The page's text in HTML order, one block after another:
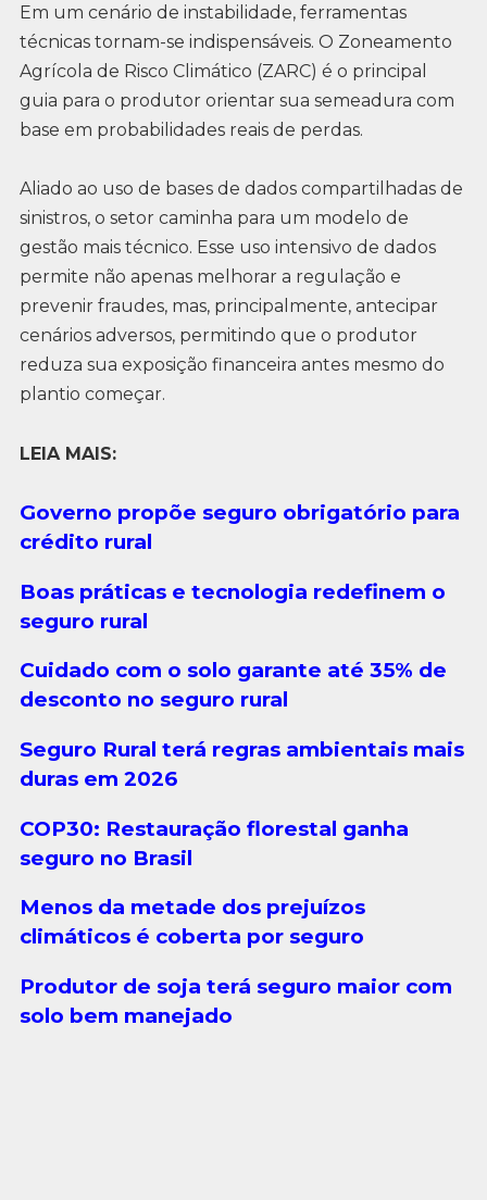
Em um cenário de instabilidade, ferramentas
técnicas tornam-se indispensáveis. O Zoneamento
Agrícola de Risco Climático (ZARC) é o principal
guia para o produtor orientar sua semeadura com
base em probabilidades reais de perdas.
Aliado ao uso de bases de dados compartilhadas de
sinistros, o setor caminha para um modelo de
gestão mais técnico. Esse uso intensivo de dados
permite não apenas melhorar a regulação e
prevenir fraudes, mas, principalmente, antecipar
cenários adversos, permitindo que o produtor
reduza sua exposição financeira antes mesmo do
plantio começar.
LEIA MAIS:
Governo propõe seguro obrigatório para
crédito rural
Boas práticas e tecnologia redefinem o
seguro rural
Cuidado com o solo garante até 35% de
desconto no seguro rural
Seguro Rural terá regras ambientais mais
duras em 2026
COP30: Restauração florestal ganha
seguro no Brasil
Menos da metade dos prejuízos
climáticos é coberta por seguro
Produtor de soja terá seguro maior com
solo bem manejado